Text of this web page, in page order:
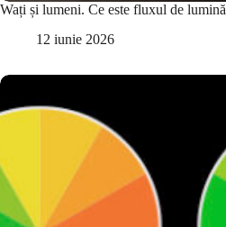
Wați și lumeni. Ce este fluxul de lumină
12 iunie 2026